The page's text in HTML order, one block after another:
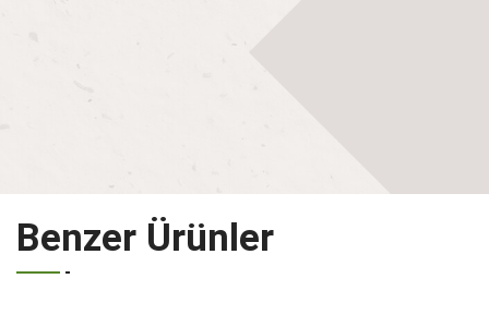
Benzer Ürünler